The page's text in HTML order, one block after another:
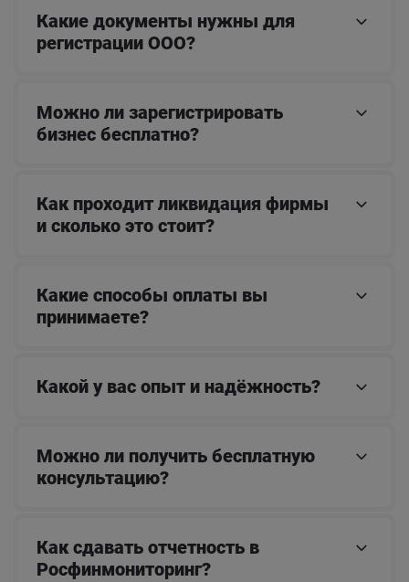
Какие документы нужны для
регистрации ООО?
Можно ли зарегистрировать
бизнес бесплатно?
Как проходит ликвидация фирмы
и сколько это стоит?
Какие способы оплаты вы
принимаете?
Какой у вас опыт и надёжность?
Можно ли получить бесплатную
консультацию?
Как сдавать отчетность в
Росфинмониторинг?